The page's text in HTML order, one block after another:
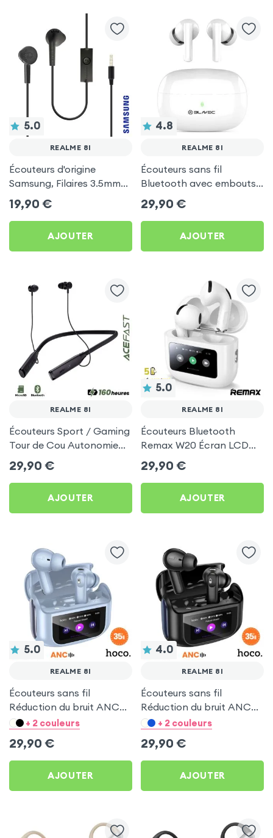
5.0
REALME 8I
Écouteurs d'origine
Samsung, Filaires 3.5mm
Kit mains Libres (Service
Pack) - Noir pour Realme
8i
19,90 €
AJOUTER
4.8
REALME 8I
Écouteurs sans fil
Bluetooth avec embouts
intra-auriculaires - Blanc
pour Realme 8i
29,90 €
AJOUTER
REALME 8I
Écouteurs Sport / Gaming
Tour de Cou Autonomie
160h Acefast pour
Realme 8i
29,90 €
AJOUTER
5.0
REALME 8I
Écouteurs Bluetooth
Remax W20 Écran LCD
Full-Color pour Realme 8i
29,90 €
AJOUTER
5.0
REALME 8I
Écouteurs sans fil
Réduction du bruit ANC
ENC - Hoco Bleu pour
+ 2 couleurs
29,90 €
AJOUTER
4.0
REALME 8I
Écouteurs sans fil
Réduction du bruit ANC
ENC - Hoco Noir pour
+ 2 couleurs
29,90 €
AJOUTER